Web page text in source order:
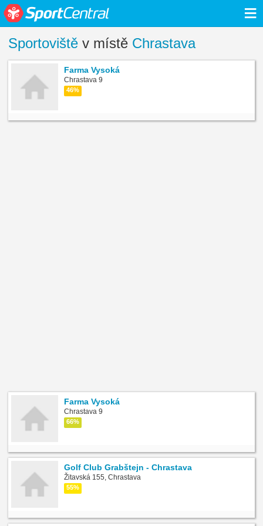
≡
Sportoviště v místě Chrastava
Farma Vysoká
Chrastava 9
46%
Farma Vysoká
Chrastava 9
66%
Golf Club Grabštejn - Chrastava
Žitavská 155, Chrastava
55%